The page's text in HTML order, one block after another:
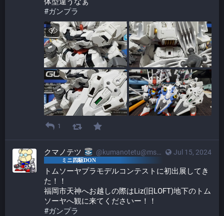
#ガンプラ
1
Jul 15, 2024
クマノテツ @kumanotetu@mstdn.mini4wd-engineer.com
トムソーヤプラモデルコンテストに初出展してき
た！！
福岡市天神へお越しの際はLiz(旧LOFT)地下のトム
ソーヤへ観に来てくださいー！！
#ガンプラ